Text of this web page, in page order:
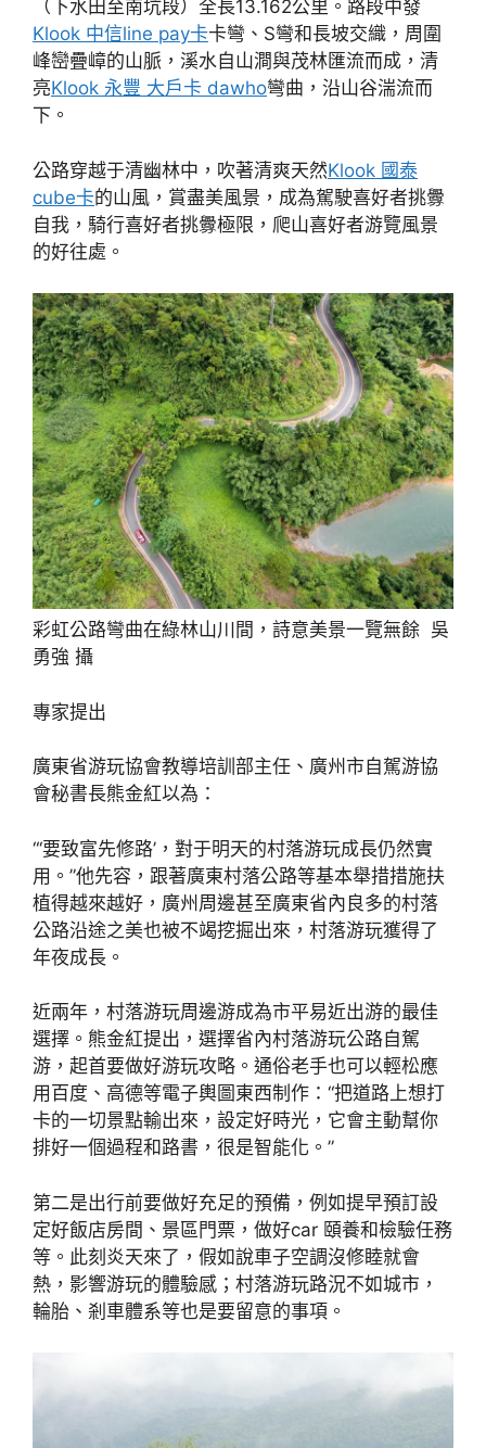
（下水田至南坑段）全長13.162公里。路段中發
Klook 中信line pay卡卡彎、S彎和長坡交織，周圍
峰巒疊嶂的山脈，溪水自山澗與茂林匯流而成，清
亮Klook 永豐 大戶卡 dawho彎曲，沿山谷湍流而
下。
公路穿越于清幽林中，吹著清爽天然Klook 國泰
cube卡的山風，賞盡美風景，成為駕駛喜好者挑釁
自我，騎行喜好者挑釁極限，爬山喜好者游覽風景
的好往處。
彩虹公路彎曲在綠林山川間，詩意美景一覽無餘 吳
勇強 攝
專家提出
廣東省游玩協會教導培訓部主任、廣州市自駕游協
會秘書長熊金紅以為：
“‘要致富先修路’，對于明天的村落游玩成長仍然實
用。”他先容，跟著廣東村落公路等基本舉措措施扶
植得越來越好，廣州周邊甚至廣東省內良多的村落
公路沿途之美也被不竭挖掘出來，村落游玩獲得了
年夜成長。
近兩年，村落游玩周邊游成為市平易近出游的最佳
選擇。熊金紅提出，選擇省內村落游玩公路自駕
游，起首要做好游玩攻略。通俗老手也可以輕松應
用百度、高德等電子輿圖東西制作：“把道路上想打
卡的一切景點輸出來，設定好時光，它會主動幫你
排好一個過程和路書，很是智能化。”
第二是出行前要做好充足的預備，例如提早預訂設
定好飯店房間、景區門票，做好car 頤養和檢驗任務
等。此刻炎天來了，假如說車子空調沒修睦就會
熱，影響游玩的體驗感；村落游玩路況不如城市，
輪胎、剎車體系等也是要留意的事項。